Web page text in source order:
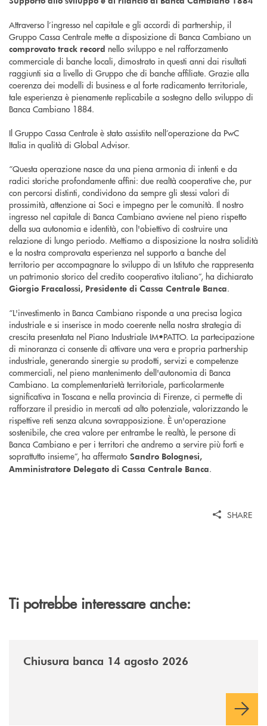
Attraverso l’ingresso nel capitale e gli accordi di partnership, il
Gruppo Cassa Centrale mette a disposizione di Banca Cambiano un
comprovato track record nello sviluppo e nel rafforzamento
commerciale di banche locali, dimostrato in questi anni dai risultati
raggiunti sia a livello di Gruppo che di banche affiliate. Grazie alla
coerenza dei modelli di business e al forte radicamento territoriale,
tale esperienza è pienamente replicabile a sostegno dello sviluppo di
Banca Cambiano 1884.
Il Gruppo Cassa Centrale è stato assistito nell’operazione da PwC
Italia in qualità di Global Advisor.
“Questa operazione nasce da una piena armonia di intenti e da
radici storiche profondamente affini: due realtà cooperative che, pur
con percorsi distinti, condividono da sempre gli stessi valori di
prossimità, attenzione ai Soci e impegno per le comunità. Il nostro
ingresso nel capitale di Banca Cambiano avviene nel pieno rispetto
della sua autonomia e identità, con l'obiettivo di costruire una
relazione di lungo periodo. Mettiamo a disposizione la nostra solidità
e la nostra comprovata esperienza nel supporto a banche del
territorio per accompagnare lo sviluppo di un Istituto che rappresenta
un patrimonio storico del credito cooperativo italiano”, ha dichiarato
Giorgio Fracalossi, Presidente di Cassa Centrale Banca.
“L'investimento in Banca Cambiano risponde a una precisa logica
industriale e si inserisce in modo coerente nella nostra strategia di
crescita presentata nel Piano Industriale IM•PATTO. La partecipazione
di minoranza ci consente di attivare una vera e propria partnership
industriale, generando sinergie su prodotti, servizi e competenze
commerciali, nel pieno mantenimento dell'autonomia di Banca
Cambiano. La complementarietà territoriale, particolarmente
significativa in Toscana e nella provincia di Firenze, ci permette di
rafforzare il presidio in mercati ad alto potenziale, valorizzando le
rispettive reti senza alcuna sovrapposizione. È un'operazione
sostenibile, che crea valore per entrambe le realtà, le persone di
Banca Cambiano e per i territori che andremo a servire più forti e
soprattutto insieme”, ha affermato Sandro Bolognesi,
Amministratore Delegato di Cassa Centrale Banca.
SHARE
Ti potrebbe interessare anche:
Chiusura banca 14 agosto 2026